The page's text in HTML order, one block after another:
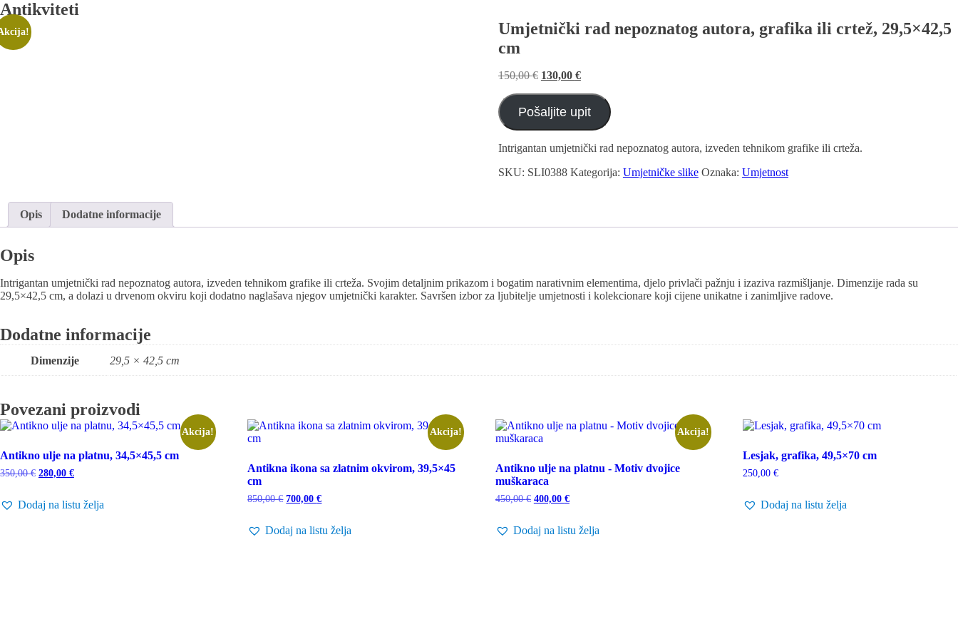
Antikviteti
Umjetnički rad nepoznatog autora, grafika ili crtež, 29,5×42,5
cm
150,00€ Izvorna
je:
130,00 €Trenutna
130,00 €.
Pošaljite upit
Intrigantan umjetnički rad nepoznatog autora, izveden tehnikom grafike ili crteža.
SKU: SLI0388 Kategorija: Umjetničke slike Oznaka: Umjetnost
Opis Dodatne informacije
Opis
Intrigantan umjetnički rad nepoznatog autora, izveden tehnikom grafike ili crteža. Svojim detaljnim prikazom i bogatim narativnim elementima, djelo privlači pažnju i izaziva razmišljanje. Dimenzije rada su
29,5×42,5 cm, a dolazi u drvenom okviru koji dodatno naglašava njegov umjetnički karakter. Savršen izbor za ljubitelje umjetnosti i kolekcionare koji cijene unikatne i zanimljive radove.
Dodatne informacije
Dimenzije 29,5 × 42,5 cm
Povezani proizvodi
Akcija!
Antikno ulje na platnu, 34,5×45,5 cm
350,00€ Izvorna
je:
280,00 €Trenutna
280,00 €.
Dodaj na listu želja
Akcija!
Antikna ikona sa zlatnim okvirom, 39,5×45
cm
850,00€ Izvorna
je:
700,00€Trenutna
700,00 €.
Dodaj na listu želja
Akcija!
Antikno ulje na platnu - Motiv dvojice
muškaraca
450,00€ Izvorna
je:
400,00 €Trenutna
400,00 €.
Dodaj na listu želja
Lesjak, grafika, 49,5×70 cm
250,00€
Dodaj na listu želja